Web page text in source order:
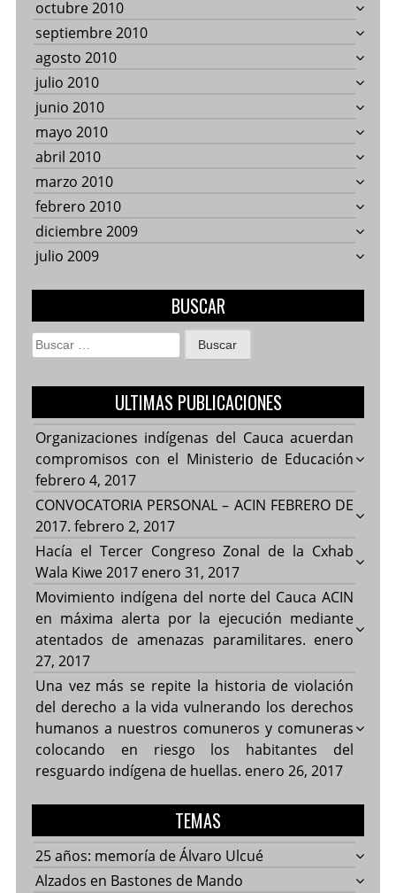
octubre 2010
septiembre 2010
agosto 2010
julio 2010
junio 2010
mayo 2010
abril 2010
marzo 2010
febrero 2010
diciembre 2009
julio 2009
BUSCAR
Buscar:
ULTIMAS PUBLICACIONES
Organizaciones indígenas del Cauca acuerdan
compromisos con el Ministerio de Educación
febrero 4, 2017
CONVOCATORIA PERSONAL – ACIN FEBRERO DE
2017. febrero 2, 2017
Hacía el Tercer Congreso Zonal de la Cxhab
Wala Kiwe 2017 enero 31, 2017
Movimiento indígena del norte del Cauca ACIN
en máxima alerta por la ejecución mediante
atentados de amenazas paramilitares. enero
27, 2017
Una vez más se repite la historia de violación
del derecho a la vida vulnerando los derechos
humanos a nuestros comuneros y comuneras
colocando en riesgo los habitantes del
resguardo indígena de huellas. enero 26, 2017
TEMAS
25 años: memoría de Álvaro Ulcué
Alzados en Bastones de Mando